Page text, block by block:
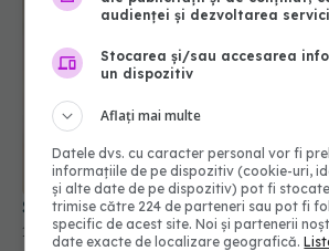
Semnele fizice care anunță
17 mar 2026, 14:26
audienței și dezvoltarea
Stocarea și/sau accesarea
un dispozitiv
Aflați mai multe
Datele dvs. cu caracter personal vor fi
informațiile de pe dispozitiv (cookie-uri,
și alte date de pe dispozitiv) pot fi
trimise către 224 de parteneri sau pot fi
specific de acest site. Noi și partenerii
date exacte de localizare geografică.